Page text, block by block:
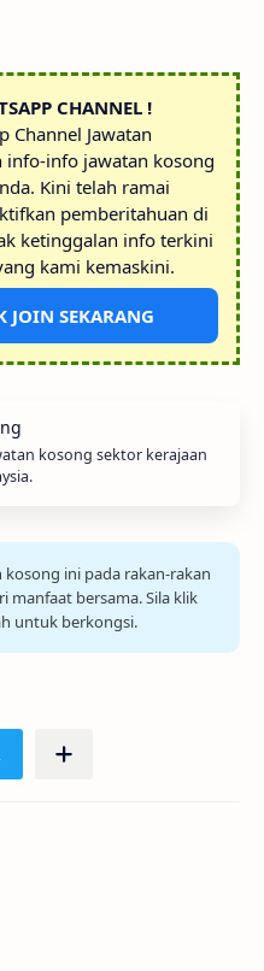
CHANNEL !
Channel Jawatan
info-info jawatan kosong
Kini telah ramai
pemberitahuan di
ketinggalan info terkini
kami kemaskini.
SEKARANG
kosong sektor kerajaan
ini pada rakan-rakan
manfaat bersama. Sila klik
untuk berkongsi.